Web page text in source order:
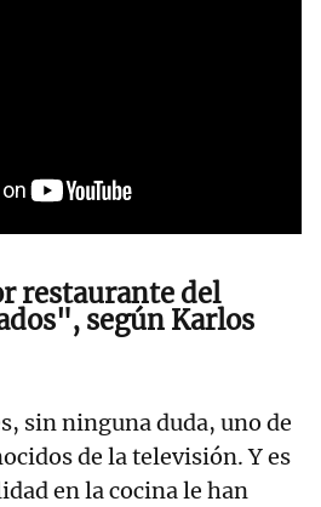
restaurante del
según Karlos
sin ninguna duda, uno de
de la televisión. Y es
en la cocina le han